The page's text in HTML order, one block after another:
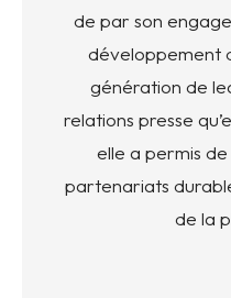
de par son
développement
génération de
relations presse
elle a permis
partenariats
de la